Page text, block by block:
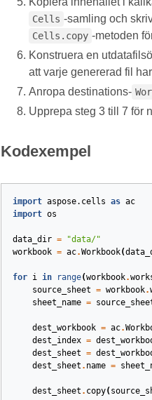
Cells -samling och
Cells.copy -metoden
Konstruera en
att varje genererad fil
Anropa destinations-
Upprepa steg 3 till 7 för
Kodexempel
import aspose.cells as ac
import os
data_dir =
"data/"
workbook = ac.Workbook(
for i in range(workbook.
source_sheet = workbook.
sheet_name =
dest_workbook = ac.
dest_index =
dest_sheet =
dest_sheet . name =
dest_sheet . copy(